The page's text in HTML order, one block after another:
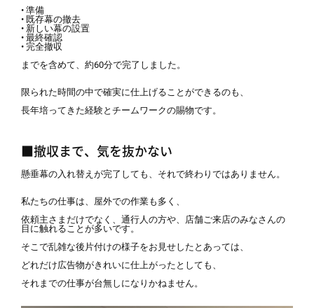
• 準備
• 既存幕の撤去
• 新しい幕の設置
• 最終確認
• 完全撤収
までを含めて、約60分で完了しました。
限られた時間の中で確実に仕上げることができるのも、
長年培ってきた経験とチームワークの賜物です。
■撤収まで、気を抜かない
懸垂幕の入れ替えが完了しても、それで終わりではありません。
私たちの仕事は、屋外での作業も多く、
依頼主さまだけでなく、通行人の方や、店舗ご来店のみなさんの
目に触れることが多いです。
そこで乱雑な後片付けの様子をお見せしたとあっては、
どれだけ広告物がきれいに仕上がったとしても、
それまでの仕事が台無しになりかねません。